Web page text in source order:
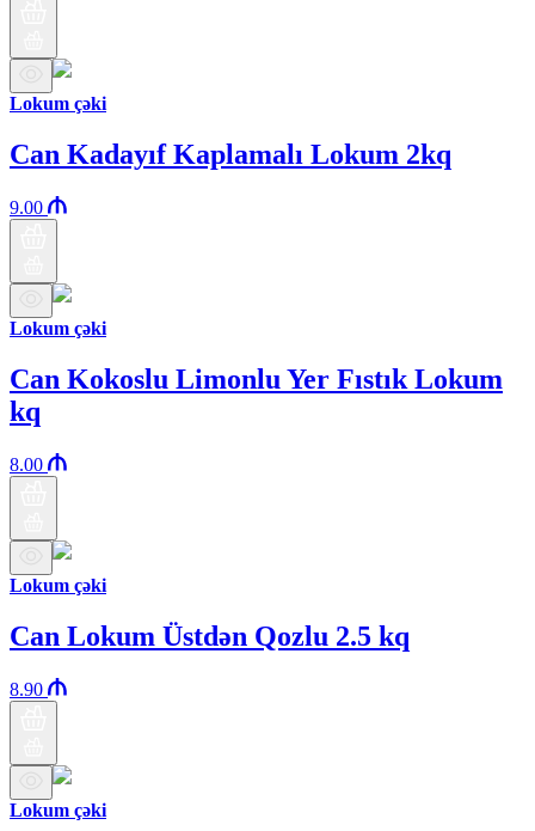
Lokum çəki
Can Kadayıf Kaplamalı Lokum 2kq
9.00
Lokum çəki
Can Kokoslu Limonlu Yer Fıstık Lokum
kq
8.00
Lokum çəki
Can Lokum Üstdən Qozlu 2.5 kq
8.90
Lokum çəki